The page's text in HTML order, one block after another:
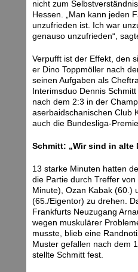
nicht zum
Hessen. „Man kann jeden
unzufrieden ist. Ich war
genauso unzufrieden“,
Verpufft ist der Effekt, den
er Dino Toppmöller nach
seinen Aufgaben als
Interimsduo Dennis
nach dem 2:3 in der
aserbaidschanischen Club
auch die Bundesliga-
Schmitt: „Wir sind in alte
13 starke Minuten hatten
die Partie durch Treffer von
Minute), Ozan Kabak (60.)
(65./Eigentor) zu drehen.
Frankfurts Neuzugang
wegen muskulärer
musste, blieb eine
Muster gefallen nach dem
stellte Schmitt fest.